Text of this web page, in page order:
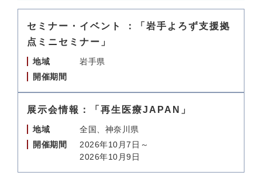
セミナー・イベント ：「岩手よろず支援拠
点ミニセミナー」
地域
岩手県
開催期間
展示会情報：「再生医療JAPAN」
地域
全国、神奈川県
開催期間
2026年10月7日～
2026年10月9日